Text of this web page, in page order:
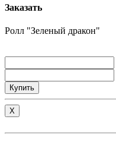
Заказать
Ролл "Зеленый дракон"
Купить
X